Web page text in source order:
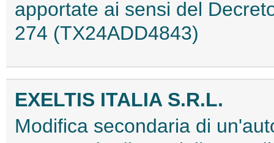
apportate ai sensi del
274 (TX24ADD4843)
EXELTIS ITALIA S.R.L.
Modifica secondaria di